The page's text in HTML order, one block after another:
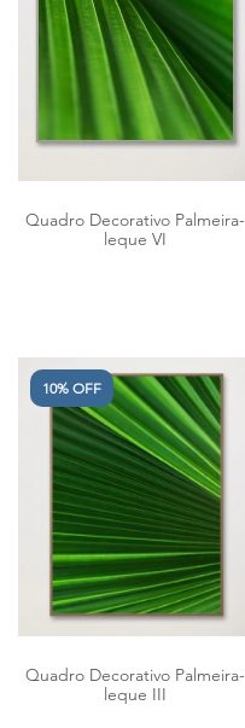
Quadro Decorativo Palmeira-
leque VI
10% OFF
Quadro Decorativo Palmeira-
leque III